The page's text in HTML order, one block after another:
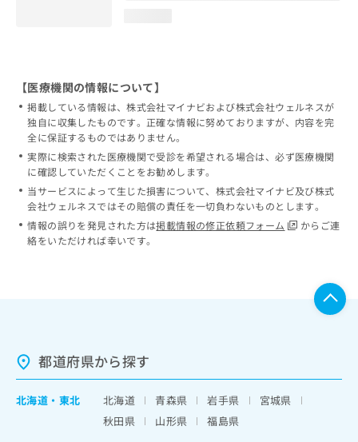
【医療機関の情報について】
掲載している情報は、株式会社マイナビおよび株式会社ウェルネスが
独自に収集したものです。正確な情報に努めておりますが、内容を完
全に保証するものではありません。
実際に検索された医療機関で受診を希望される場合は、必ず医療機関
に確認していただくことをお勧めします。
当サービスによって生じた損害について、株式会社マイナビ及び株式
会社ウェルネスではその賠償の責任を一切負わないものとします。
情報の誤りを発見された方は掲載情報の修正依頼フォーム
からご連
絡をいただければ幸いです。
都道府県から探す
北海道 ・ 東北 北海道 青森県 岩手県
宮城県
秋田県
山形県
福島県